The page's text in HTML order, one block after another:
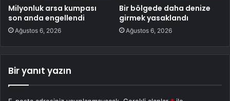
Milyonluk arsa kumpası
son anda engellendi
Ağustos 6, 2026
Bir bölgede daha denize
girmek yasaklandı
Ağustos 6, 2026
Bir yanıt yazın